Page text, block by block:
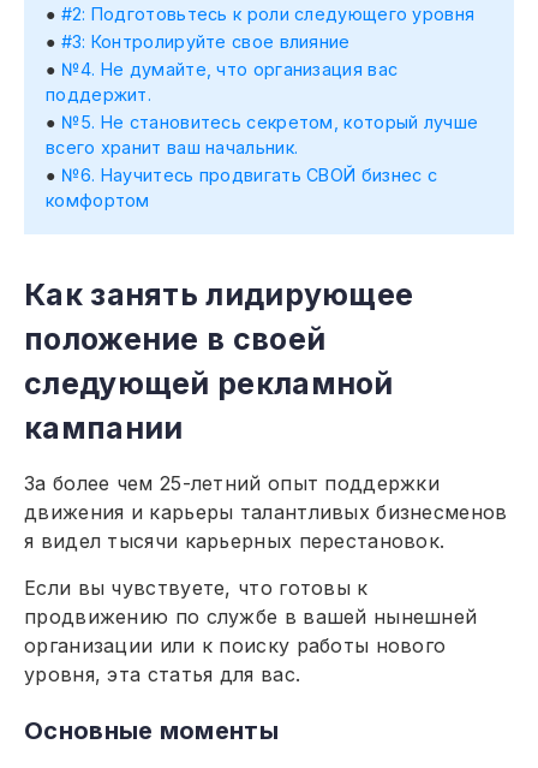
#2: Подготовьтесь к роли следующего уровня
#3: Контролируйте свое влияние
№4. Не думайте, что организация вас
поддержит.
№5. Не становитесь секретом, который лучше
всего хранит ваш начальник.
№6. Научитесь продвигать СВОЙ бизнес с
комфортом
Как занять лидирующее
положение в своей
следующей рекламной
кампании
За более чем 25-летний опыт поддержки
движения и карьеры талантливых бизнесменов
я видел тысячи карьерных перестановок.
Если вы чувствуете, что готовы к
продвижению по службе в вашей нынешней
организации или к поиску работы нового
уровня, эта статья для вас.
Основные моменты